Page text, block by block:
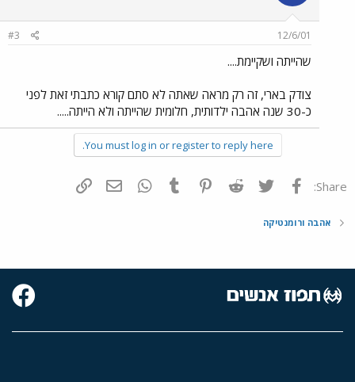
12/6/01
#3
שהייתה ושקיימת....
צודק בארי, זה רק מראה שאתה לא סתם קורא כתבתי זאת לפני
כ-30 שנה אהבה ילדותית, חלומית שהייתה ולא הייתה.....
You must log in or register to reply here.
Share: פייסבוק Twitter
Reddit
Pinterest
Tumblr
WhatsAppדואר אלקטרוני
אהבה ורומנטיקה